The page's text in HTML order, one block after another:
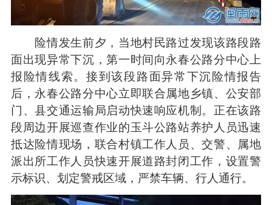
险情发生前夕，当地村民路过发现该路段路
面出现异常下沉，第一时间向永春公路分中心上
报险情线索。接到该段路面异常下沉险情报告
后，永春公路分中心立即联合属地乡镇、公安部
门、县交通运输局启动快速响应机制。正在该路
段周边开展巡查作业的玉斗公路站养护人员迅速
抵达险情现场，联合村镇工作人员、交警、属地
派出所工作人员快速开展道路封闭工作，设置警
示标识、划定警戒区域，严禁车辆、行人通行。